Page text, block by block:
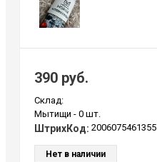
390 руб.
Склад:
Мытищи - 0 шт.
ШтрихКод: 2006075461355
Нет в наличии